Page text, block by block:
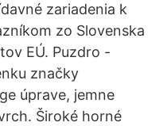
zariadenia k
zo Slovenska
EÚ. Puzdro -
značky
úprave, jemne
Široké horné